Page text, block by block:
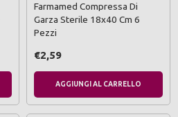
Farmamed Compressa Di
Garza Sterile 18x40 Cm 6
Pezzi
€2,59
AGGIUNGI AL CARRELLO